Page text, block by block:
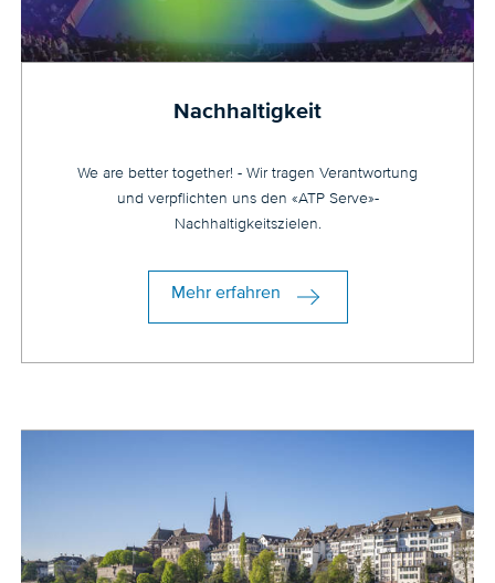
Nachhaltigkeit
We are better together! - Wir tragen Verantwortung
und verpflichten uns den «ATP Serve»-
Nachhaltigkeitszielen.
Mehr erfahren